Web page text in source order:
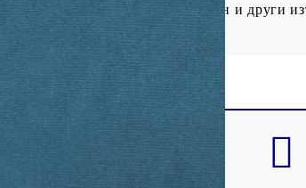
се с риска от открит огън и други